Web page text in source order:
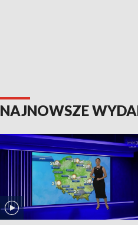
NAJNOWSZE